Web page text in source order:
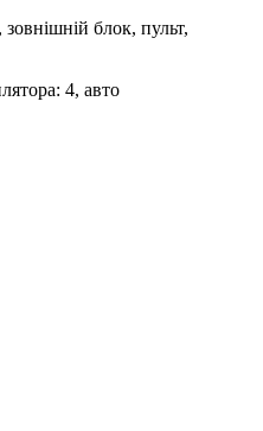
блок, пульт,
: 4, авто